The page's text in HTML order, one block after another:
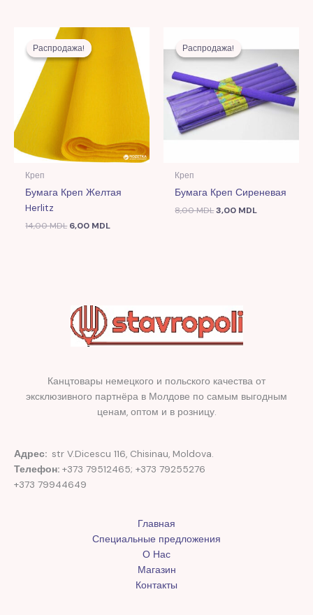
Распродажа!
Распродажа!
Креп
Бумага Креп Желтая
Herlitz
14,00MDL
Первоначальная
цена
составляла
14,00 MDL.
6,00 MDL
Текущая
6,00 MDL.
Распродажа!
Распродажа!
Креп
Бумага Креп Сиреневая
8,00MDL
цена
составляла
8,00 MDL.
3,00 MDL
Канцтовары немецкого и польского качества от
эксклюзивного партнёра в Молдове по самым выгодным
ценам, оптом и в розницу.
Адрес: str V.Dicescu 116, Chisinau, Moldova.
Телефон: +373 79512465; +373 79255276
+373 79944649
Главная
Специальные предложения
О Нас
Магазин
Контакты